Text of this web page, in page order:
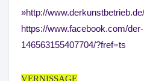
http://www.derkunstbetrieb.de/
https://www.facebook.com/
146563155407704/?fref=ts
VERNISSAGE